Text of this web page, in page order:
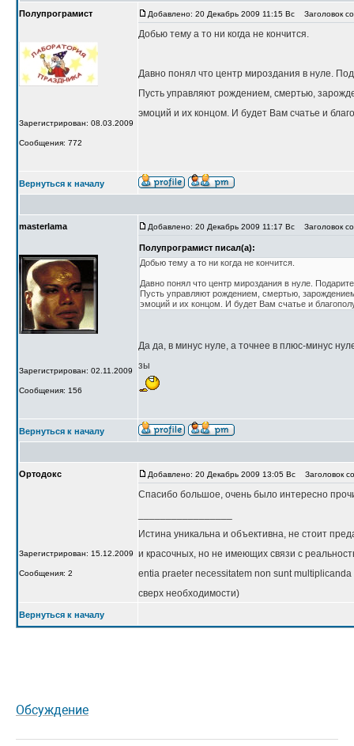
Полупрограмист
Зарегистрирован: 08.03.2009
Сообщения: 772
Добавлено: 20 Декабрь 2009 11:15 Вс Заголовок
Добью тему а то ни когда не кончится.
Давно понял что центр мироздания в нуле.
Пусть управляют рождением, смертью,
эмоций и их концом. И будет Вам счатье и
Вернуться к началу
masterlama
Зарегистрирован: 02.11.2009
Сообщения: 156
Добавлено: 20 Декабрь 2009 11:17 Вс Заголовок
Полупрограмист писал(а):
Добью тему а то ни когда не кончится.
Давно понял что центр мироздания в нуле.
Пусть управляют рождением, смертью,
эмоций и их концом. И будет Вам счатье и
Да да, в минус нуле, а точнее в плюс-минус
зы
Вернуться к началу
Ортодокс
Зарегистрирован: 15.12.2009
Сообщения: 2
Добавлено: 20 Декабрь 2009 13:05 Вс Заголовок
Спасибо большое, очень было интересно
Истина уникальна и объективна, не стоит
и красочных, но не имеющих связи с
entia praeter necessitatem non sunt
сверх необходимости)
Вернуться к началу
Обсуждение